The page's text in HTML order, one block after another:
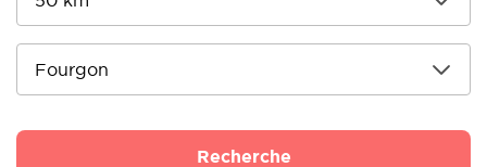
Recherche